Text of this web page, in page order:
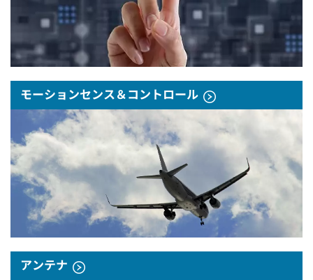
モーションセンス＆コントロール
アンテナ